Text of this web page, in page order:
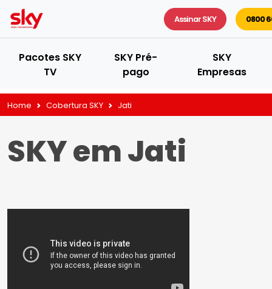
Assinar SKY 0800
Pacotes SKY
TV
SKY Pré-
pago
SKY
Empresas
Home Cobertura SKY Jati
SKY em Jati